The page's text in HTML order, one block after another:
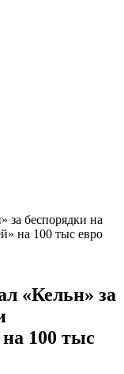
беспорядки на
на 100 тыс евро
«Кельн» за
100 тыс